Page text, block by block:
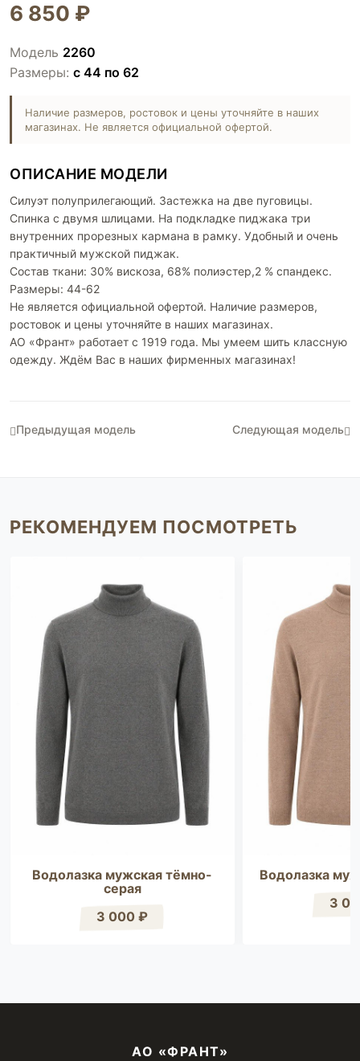
6 850 ₽
Модель 2260
Размеры: с 44 по 62
Наличие размеров, ростовок и цены уточняйте в наших
магазинах. Не является официальной офертой.
ОПИСАНИЕ МОДЕЛИ
Силуэт полуприлегающий. Застежка на две пуговицы.
Спинка с двумя шлицами. На подкладке пиджака три
внутренних прорезных кармана в рамку. Удобный и очень
практичный мужской пиджак.
Состав ткани: 30% вискоза, 68% полиэстер,2 % спандекс.
Размеры: 44-62
Не является официальной офертой. Наличие размеров,
ростовок и цены уточняйте в наших магазинах.
АО «Франт» работает с 1919 года. Мы умеем шить классную
одежду. Ждём Вас в наших фирменных магазинах!
Предыдущая модель Следующая модель
РЕКОМЕНДУЕМ ПОСМОТРЕТЬ
Водолазка мужская тёмно-
серая
3 000 ₽
Водолазка
3
АО «ФРАНТ»